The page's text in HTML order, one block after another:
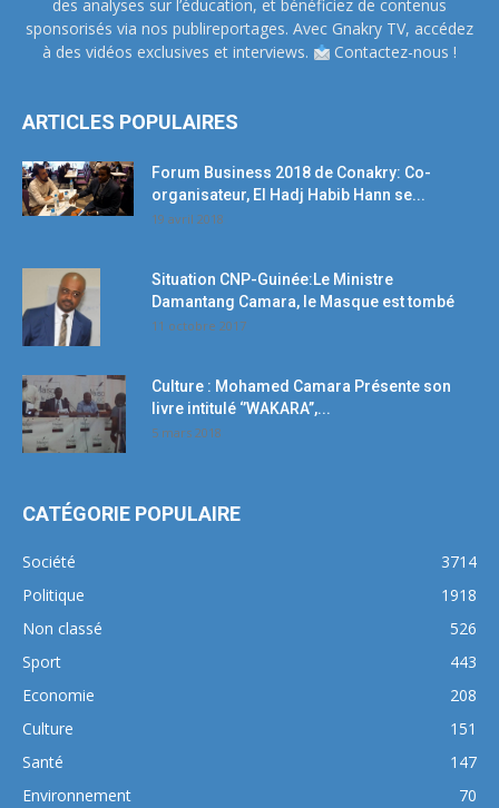
des analyses sur l’éducation, et bénéficiez de contenus
sponsorisés via nos publireportages. Avec Gnakry TV, accédez
à des vidéos exclusives et interviews.
Contactez-nous !
ARTICLES POPULAIRES
Forum Business 2018 de Conakry: Co-
organisateur, El Hadj Habib Hann se...
19 avril 2018
Situation CNP-Guinée:Le Ministre
Damantang Camara, le Masque est tombé
11 octobre 2017
Culture : Mohamed Camara Présente son
livre intitulé ‘’WAKARA’’,...
5 mars 2018
CATÉGORIE POPULAIRE
Société
3714
Politique
1918
Non classé
526
Sport
443
Economie
208
Culture
151
Santé
147
Environnement
70